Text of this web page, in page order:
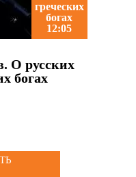
12:05
О русских
богах